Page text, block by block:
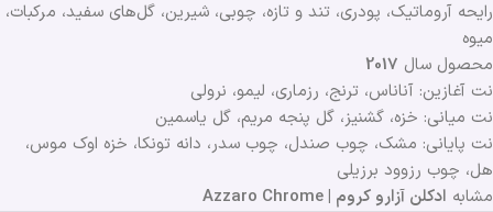
رایحه آروماتیک، پودری، تند و تازه، چوبی، شیرین، گل‌های سفید، مرکبات،
میوه
محصول سال 2017
نت آغازین: آناناس، ترنج، رزماری، لیمو، نرولی
نت میانی: خزه، گشنیز، گل پنجه مریم، گل یاسمین
نت پایانی: مشک، چوب صندل، چوب سدر، دانه تونکا، خزه اوک موس،
هل، چوب رزوود برزیلی
مشابه ادکلن آزارو کروم | Azzaro Chrome